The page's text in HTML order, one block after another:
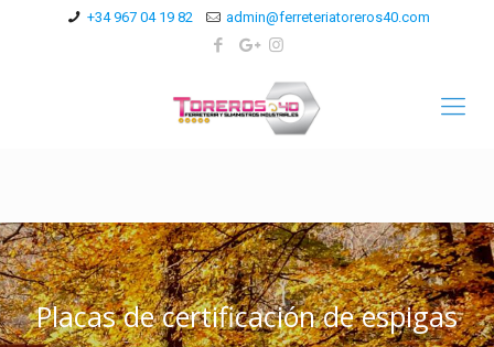
+34 967 04 19 82 admin@ferreteriatoreros40.com
Placas de certificación de espigas